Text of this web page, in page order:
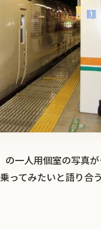
一人用個室の写真
ってみたいと語り合